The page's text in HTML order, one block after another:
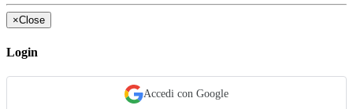
×Close
Login
Accedi con Google